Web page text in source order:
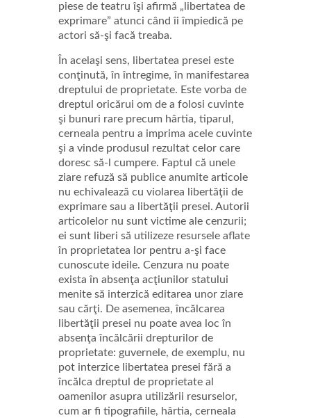
piese de teatru îşi afirmă „libertatea de
exprimare” atunci când îi împiedică pe
actori să-şi facă treaba.
În acelaşi sens, libertatea presei este
conţinută, în întregime, în manifestarea
dreptului de proprietate. Este vorba de
dreptul oricărui om de a folosi cuvinte
şi bunuri rare precum hârtia, tiparul,
cerneala pentru a imprima acele cuvinte
şi a vinde produsul rezultat celor care
doresc să-l cumpere. Faptul că unele
ziare refuză să publice anumite articole
nu echivalează cu violarea libertăţii de
exprimare sau a libertăţii presei. Autorii
articolelor nu sunt victime ale cenzurii;
ei sunt liberi să utilizeze resursele aflate
în proprietatea lor pentru a-şi face
cunoscute ideile. Cenzura nu poate
exista în absenţa acţiunilor statului
menite să interzică editarea unor ziare
sau cărţi. De asemenea, încălcarea
libertăţii presei nu poate avea loc în
absenţa încălcării drepturilor de
proprietate: guvernele, de exemplu, nu
pot interzice libertatea presei fără a
încălca dreptul de proprietate al
oamenilor asupra utilizării resurselor,
cum ar fi tipografiile, hârtia, cerneala